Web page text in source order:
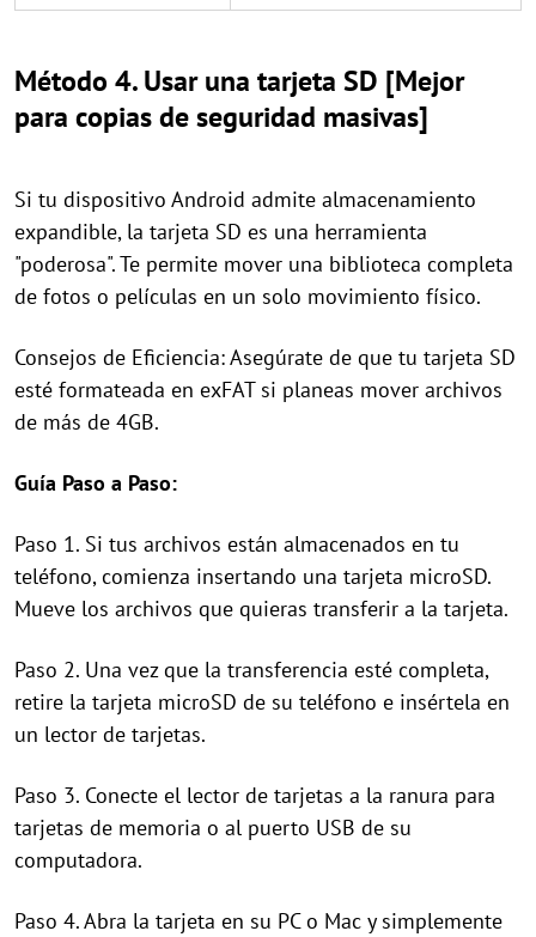
Método 4. Usar una tarjeta SD [Mejor
para copias de seguridad masivas]
Si tu dispositivo Android admite almacenamiento
expandible, la tarjeta SD es una herramienta
"poderosa". Te permite mover una biblioteca completa
de fotos o películas en un solo movimiento físico.
Consejos de Eficiencia: Asegúrate de que tu tarjeta SD
esté formateada en exFAT si planeas mover archivos
de más de 4GB.
Guía Paso a Paso:
Paso 1. Si tus archivos están almacenados en tu
teléfono, comienza insertando una tarjeta microSD.
Mueve los archivos que quieras transferir a la tarjeta.
Paso 2. Una vez que la transferencia esté completa,
retire la tarjeta microSD de su teléfono e insértela en
un lector de tarjetas.
Paso 3. Conecte el lector de tarjetas a la ranura para
tarjetas de memoria o al puerto USB de su
computadora.
Paso 4. Abra la tarjeta en su PC o Mac y simplemente